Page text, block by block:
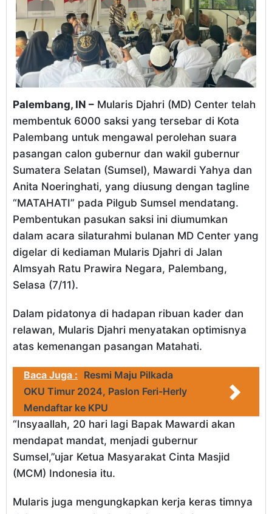
Palembang, IN – Mularis Djahri (MD) Center telah
membentuk 6000 saksi yang tersebar di Kota
Palembang untuk mengawal perolehan suara
pasangan calon gubernur dan wakil gubernur
Sumatera Selatan (Sumsel), Mawardi Yahya dan
Anita Noeringhati, yang diusung dengan tagline
“MATAHATI” pada Pilgub Sumsel mendatang.
Pembentukan pasukan saksi ini diumumkan
dalam acara silaturahmi bulanan MD Center yang
digelar di kediaman Mularis Djahri di Jalan
Almsyah Ratu Prawira Negara, Palembang,
Selasa (7/11).
Dalam pidatonya di hadapan ribuan kader dan
relawan, Mularis Djahri menyatakan optimisnya
atas kemenangan pasangan Matahati.
Baca Juga : Resmi Maju Pilkada
OKU Timur 2024, Paslon Feri-Herly
Mendaftar ke KPU
“Insyaallah, 20 hari lagi Bapak Mawardi akan
mendapat mandat, menjadi gubernur
Sumsel,”ujar Ketua Masyarakat Cinta Masjid
(MCM) Indonesia itu.
Mularis juga mengungkapkan kerja keras timnya